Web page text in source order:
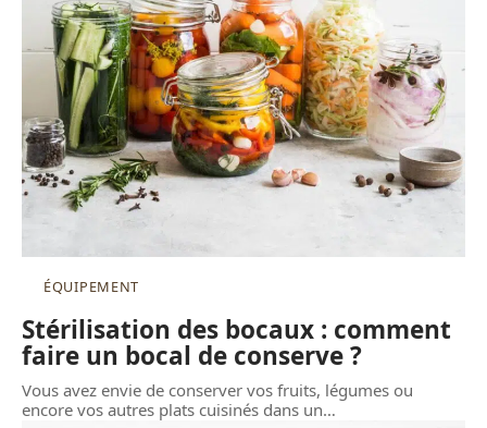
ÉQUIPEMENT
Stérilisation des bocaux : comment
faire un bocal de conserve ?
Vous avez envie de conserver vos fruits, légumes ou
encore vos autres plats cuisinés dans un…